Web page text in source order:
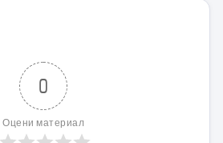
0
Оцени материал